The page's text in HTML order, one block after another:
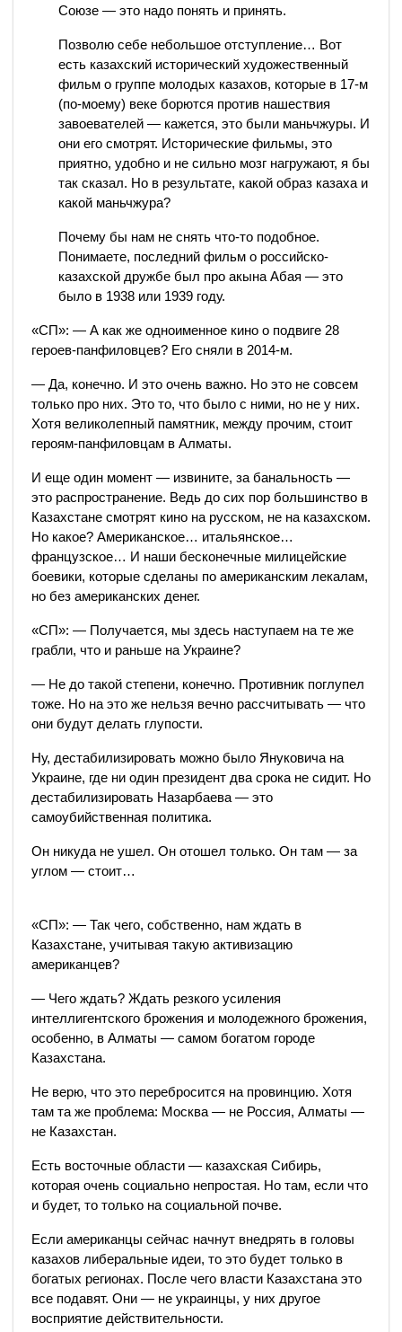
Союзе — это надо понять и принять.
Позволю себе небольшое отступление… Вот
есть казахский исторический художественный
фильм о группе молодых казахов, которые в 17-м
(по-моему) веке борются против нашествия
завоевателей — кажется, это были маньчжуры. И
они его смотрят. Исторические фильмы, это
приятно, удобно и не сильно мозг нагружают, я бы
так сказал. Но в результате, какой образ казаха и
какой маньчжура?
Почему бы нам не снять что-то подобное.
Понимаете, последний фильм о российско-
казахской дружбе был про акына Абая — это
было в 1938 или 1939 году.
«СП»: — А как же одноименное кино о подвиге 28
героев-панфиловцев? Его сняли в 2014-м.
— Да, конечно. И это очень важно. Но это не совсем
только про них. Это то, что было с ними, но не у них.
Хотя великолепный памятник, между прочим, стоит
героям-панфиловцам в Алматы.
И еще один момент — извините, за банальность —
это распространение. Ведь до сих пор большинство в
Казахстане смотрят кино на русском, не на казахском.
Но какое? Американское… итальянское…
французское… И наши бесконечные милицейские
боевики, которые сделаны по американским лекалам,
но без американских денег.
«СП»: — Получается, мы здесь наступаем на те же
грабли, что и раньше на Украине?
— Не до такой степени, конечно. Противник поглупел
тоже. Но на это же нельзя вечно рассчитывать — что
они будут делать глупости.
Ну, дестабилизировать можно было Януковича на
Украине, где ни один президент два срока не сидит. Но
дестабилизировать Назарбаева — это
самоубийственная политика.
Он никуда не ушел. Он отошел только. Он там — за
углом — стоит…
«СП»: — Так чего, собственно, нам ждать в
Казахстане, учитывая такую активизацию
американцев?
— Чего ждать? Ждать резкого усиления
интеллигентского брожения и молодежного брожения,
особенно, в Алматы — самом богатом городе
Казахстана.
Не верю, что это перебросится на провинцию. Хотя
там та же проблема: Москва — не Россия, Алматы —
не Казахстан.
Есть восточные области — казахская Сибирь,
которая очень социально непростая. Но там, если что
и будет, то только на социальной почве.
Если американцы сейчас начнут внедрять в головы
казахов либеральные идеи, то это будет только в
богатых регионах. После чего власти Казахстана это
все подавят. Они — не украинцы, у них другое
восприятие действительности.